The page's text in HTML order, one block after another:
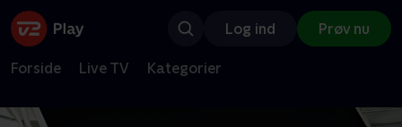
Log ind Prøv nu
Forside Live TV Kategorier